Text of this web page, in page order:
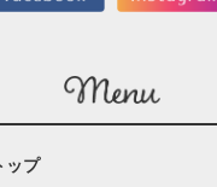
ップ